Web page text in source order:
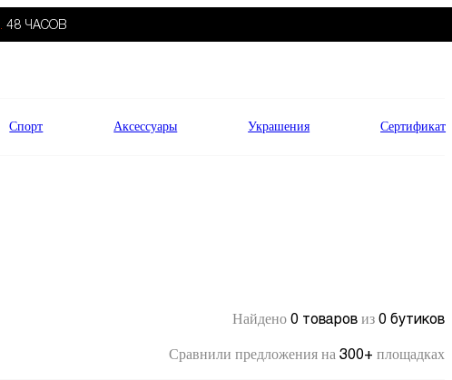
48 ЧАСОВ
Спорт Аксессуары Украшения Сертификат
Найдено 0 товаров из 0 бутиков
Сравнили предложения на 300+ площадках